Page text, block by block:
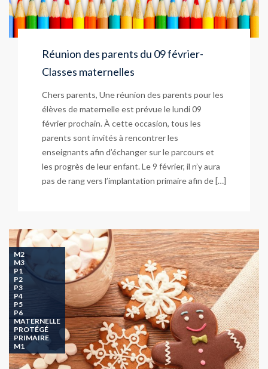
Réunion des parents du 09 février-
Classes maternelles
Chers parents, Une réunion des parents pour les
élèves de maternelle est prévue le lundi 09
février prochain. À cette occasion, tous les
parents sont invités à rencontrer les
enseignants afin d’échanger sur le parcours et
les progrès de leur enfant. Le 9 février, il n’y aura
pas de rang vers l’implantation primaire afin de […]
M2
M3
P1
P2
P3
P4
P5
P6
MATERNELLE
PROTÉGÉ
PRIMAIRE
M1